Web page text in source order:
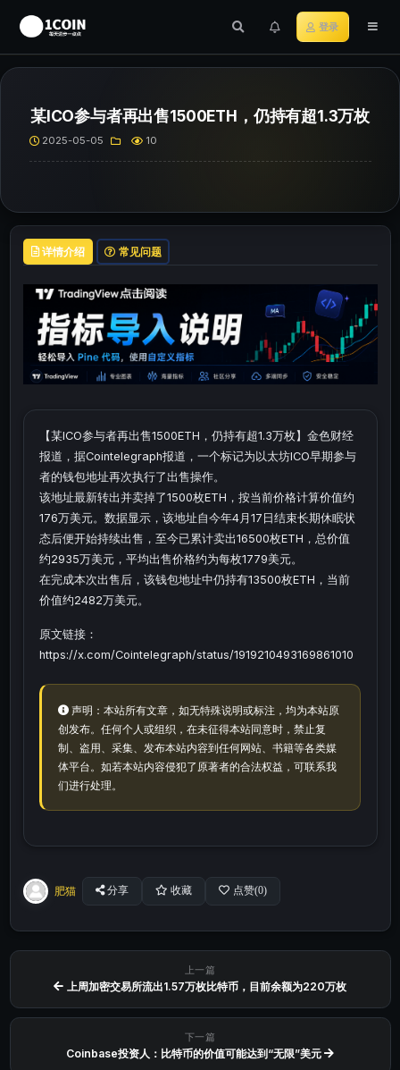
登录
某ICO参与者再出售1500ETH，仍持有超1.3万枚
2025-05-05 10
详情介绍 常见问题
【某ICO参与者再出售1500ETH，仍持有超1.3万枚】金色财经
报道，据Cointelegraph报道，一个标记为以太坊ICO早期参与
者的钱包地址再次执行了出售操作。
该地址最新转出并卖掉了1500枚ETH，按当前价格计算价值约
176万美元。数据显示，该地址自今年4月17日结束长期休眠状
态后便开始持续出售，至今已累计卖出16500枚ETH，总价值
约2935万美元，平均出售价格约为每枚1779美元。
在完成本次出售后，该钱包地址中仍持有13500枚ETH，当前
价值约2482万美元。
原文链接：
https://x.com/Cointelegraph/status/1919210493169861010
声明：本站所有文章，如无特殊说明或标注，均为本站原
创发布。任何个人或组织，在未征得本站同意时，禁止复
制、盗用、采集、发布本站内容到任何网站、书籍等各类媒
体平台。如若本站内容侵犯了原著者的合法权益，可联系我
们进行处理。
肥猫 分享 收藏 点赞(0)
上一篇
上周加密交易所流出1.57万枚比特币，目前余额为220万枚
下一篇
Coinbase投资人：比特币的价值可能达到“无限”美元